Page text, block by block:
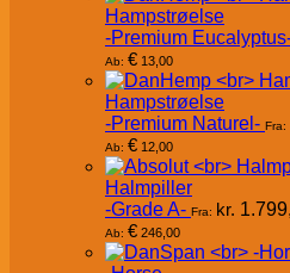
Hampstrøelse
-Premium
Ab: € 13,00
Hampstrøelse
-Premium Naturel- Fra:
Ab: € 12,00
Halmpiller
-Grade A- Fra: kr.
Ab: € 246,00